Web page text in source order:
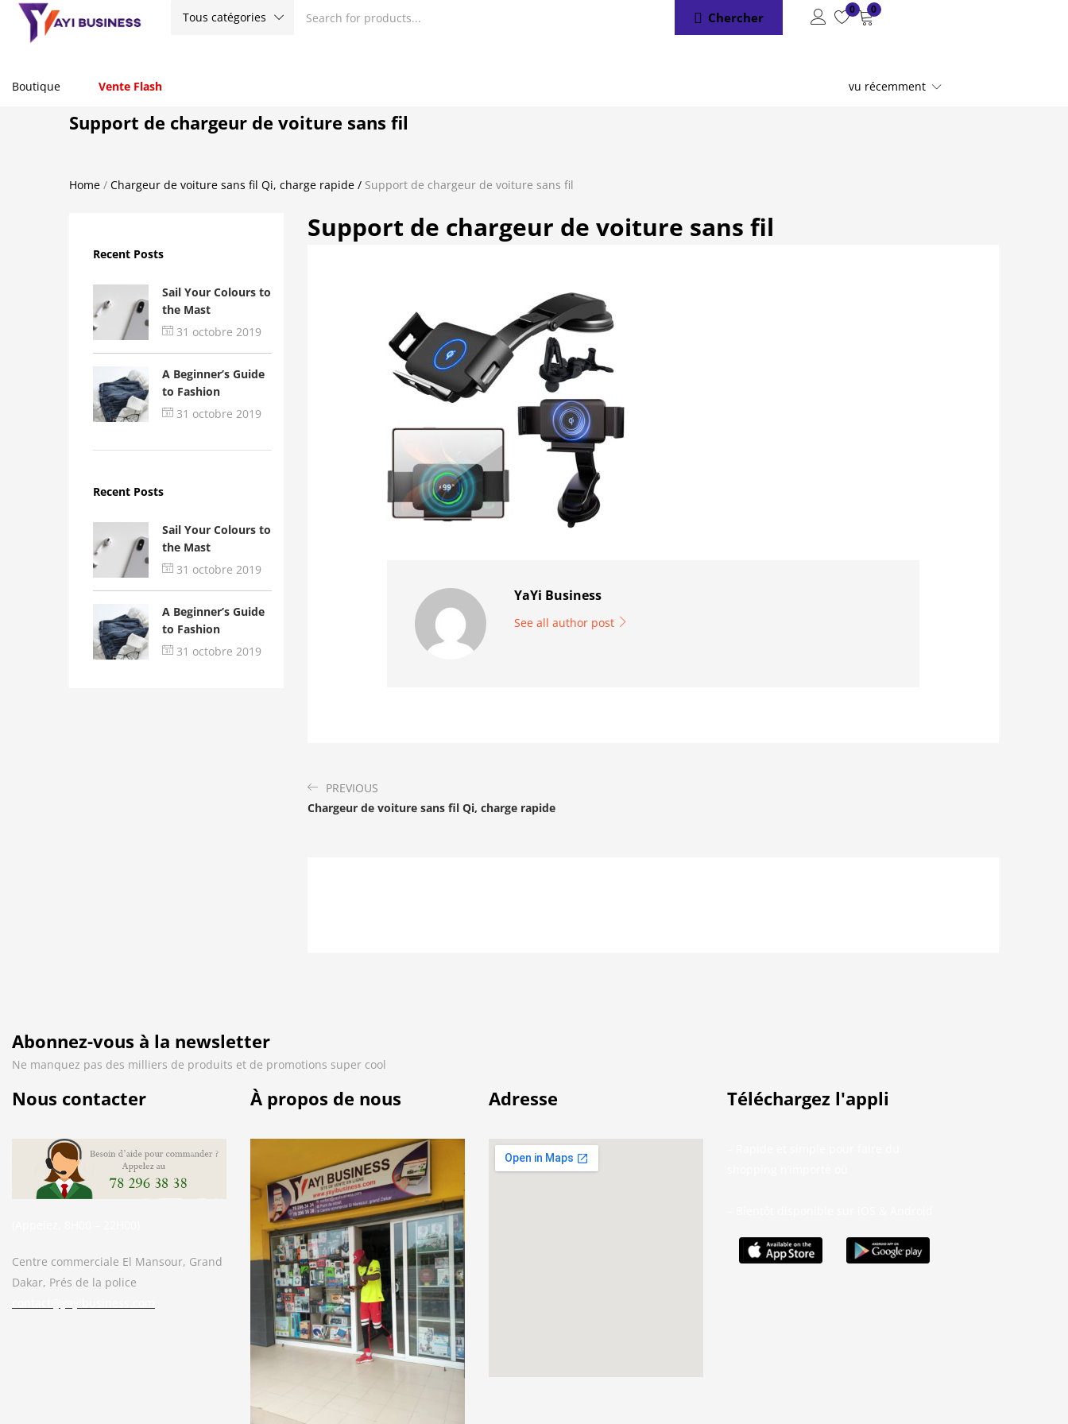
Tous catégories Chercher
0 0
Boutique Vente Flash vu récemment
Support de chargeur de voiture sans fil
Home / Chargeur de voiture sans fil Qi, charge rapide / Support de chargeur de voiture sans fil
Recent Posts
Sail Your Colours to
the Mast
31 octobre 2019
A Beginner’s Guide
to Fashion
31 octobre 2019
Recent Posts
Sail Your Colours to
the Mast
31 octobre 2019
A Beginner’s Guide
to Fashion
31 octobre 2019
Support de chargeur de voiture sans fil
YaYi Business
See all author post
PREVIOUS
Chargeur de voiture sans fil Qi, charge rapide
Abonnez-vous à la newsletter
Ne manquez pas des milliers de produits et de promotions super cool
Nous contacter
Centre commerciale El Mansour, Grand
Dakar, Prés de la police
À propos de nous Adresse Téléchargez l'appli
Bonjour. En quoi puis-je vous aider ?